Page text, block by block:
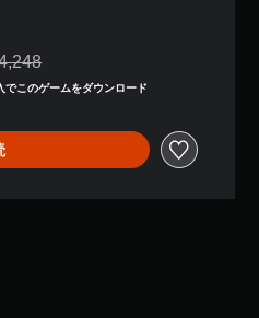
常価格¥4,248より値引き
このゲームをダウンロード